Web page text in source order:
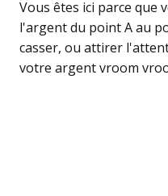
Vous êtes ici parce que
l'argent du point A au
casser, ou attirer
votre argent vroom